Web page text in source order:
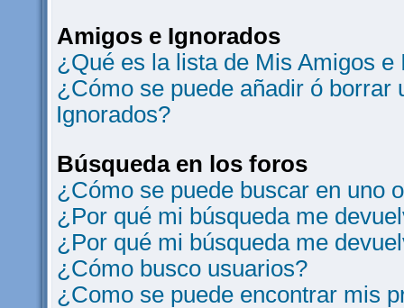
Amigos e Ignorados
¿Qué es la lista de Mis Amigos e
¿Cómo se puede añadir ó borrar
Ignorados?
Búsqueda en los foros
¿Cómo se puede buscar en uno
¿Por qué mi búsqueda me
¿Por qué mi búsqueda me
¿Cómo busco usuarios?
¿Como se puede encontrar mis